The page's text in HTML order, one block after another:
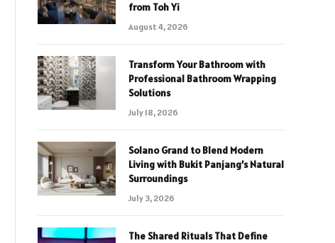
from Toh Yi
August 4, 2026
Transform Your Bathroom with
Professional Bathroom Wrapping
Solutions
July 18, 2026
Solano Grand to Blend Modern
Living with Bukit Panjang’s Natural
Surroundings
July 3, 2026
The Shared Rituals That Define